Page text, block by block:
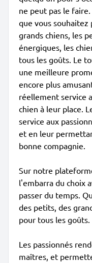
ne peut pas le
que vous souhaitez
grands chiens, les
énergiques, les
tous les goûts. Le
une meilleure
encore plus
réellement service
chien à leur place.
service aux
et en leur
bonne compagnie.
Sur notre
l'embarra du choix
passer du temps.
des petits, des
pour tous les goûts.
Les passionnés
maîtres, et